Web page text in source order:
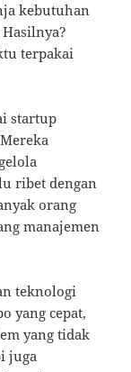
kebutuhan
terpakai
startup
ribet dengan
orang
manajemen
teknologi
yang cepat,
yang tidak
juga